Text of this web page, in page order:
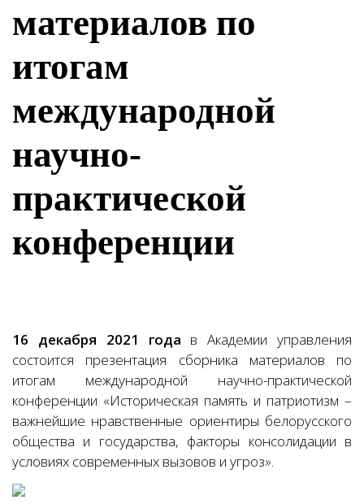
материалов по
итогам
международной
научно-
практической
конференции
16 декабря 2021 года в Академии управления
состоится презентация сборника материалов по
итогам международной научно-практической
конференции «Историческая память и патриотизм –
важнейшие нравственные ориентиры белорусского
общества и государства, факторы консолидации в
условиях современных вызовов и угроз».